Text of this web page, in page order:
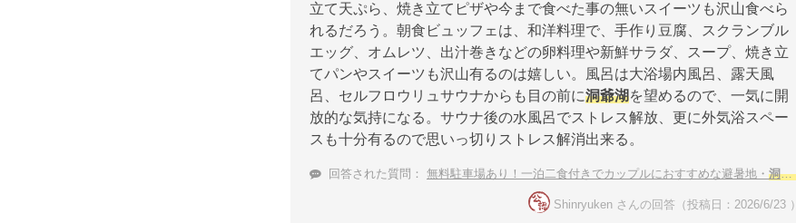
立て天ぷら、焼き立てピザや今まで食べた事の無いスイーツも沢山食べら
れるだろう。朝食ビュッフェは、和洋料理で、手作り豆腐、スクランブル
エッグ、オムレツ、出汁巻きなどの卵料理や新鮮サラダ、スープ、焼き立
てパンやスイーツも沢山有るのは嬉しい。風呂は大浴場内風呂、露天風
呂、セルフロウリュサウナからも目の前に洞爺湖を望めるので、一気に開
放的な気持になる。サウナ後の水風呂でストレス解放、更に外気浴スペー
スも十分有るので思いっ切りストレス解消出来る。
回答された質問： 無料駐車場あり！一泊二食付きでカップルにおすすめな避暑地・ 洞爺湖
Shinryuken さんの回答（投稿日：2026/6/23 ）